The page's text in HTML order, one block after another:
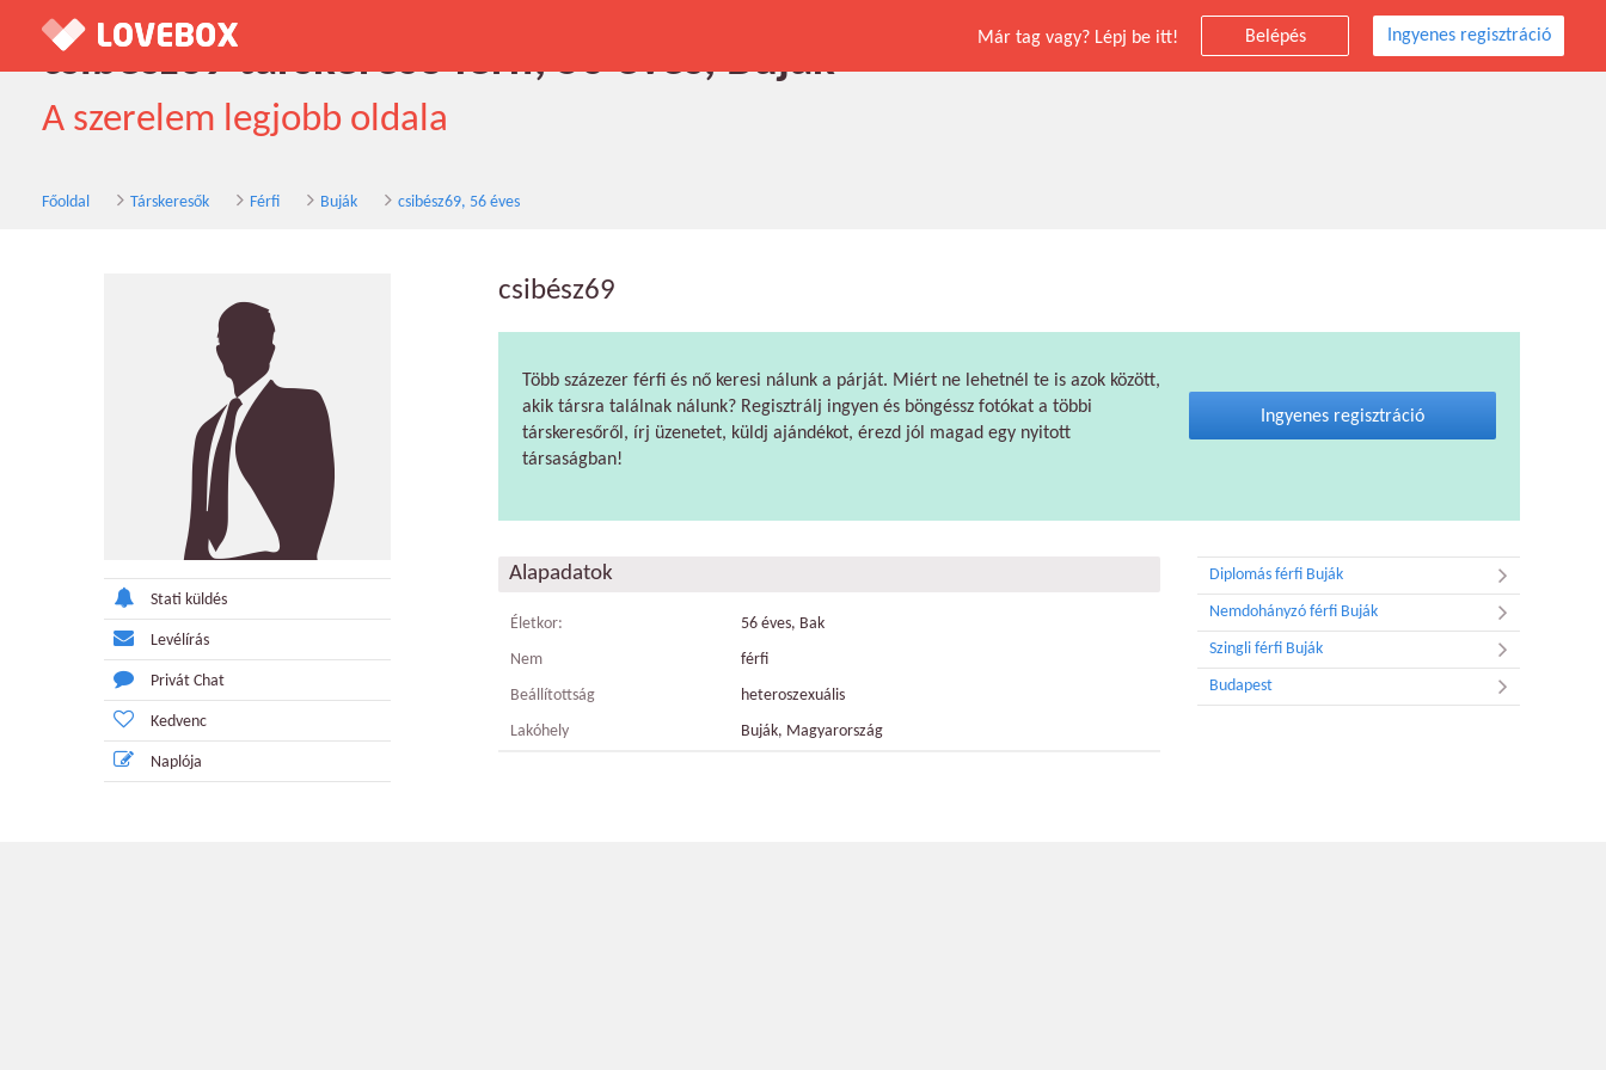
Már tag vagy? Lépj be itt! Belépés Ingyenes regisztráció
csibész69 társkereső férfi, 56 éves, Buják
A szerelem legjobb oldala
Főoldal Társkeresők Férfi Buják csibész69, 56 éves
Stati küldés
Levélírás
Privát Chat
Kedvenc
Naplója
csibész69
Több százezer férfi és nő keresi nálunk a párját. Miért ne lehetnél te is azok között,
akik társra találnak nálunk? Regisztrálj ingyen és böngéssz fotókat a többi
társkeresőről, írj üzenetet, küldj ajándékot, érezd jól magad egy nyitott
társaságban!
Ingyenes regisztráció
Alapadatok
Életkor:
56 éves, Bak
Nem
férfi
Beállítottság
heteroszexuális
Lakóhely
Buják, Magyarország
Diplomás férfi Buják
Nemdohányzó férfi Buják
Szingli férfi Buják
Budapest